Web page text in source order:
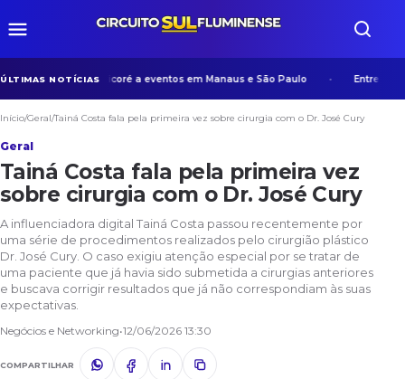
ÚLTIMAS NOTÍCIASde Manicoré a eventos em Manaus e São Paulo Entre
Início/Geral/Tainá Costa fala pela primeira vez sobre cirurgia com o Dr. José Cury
Geral
Tainá Costa fala pela primeira vez
sobre cirurgia com o Dr. José Cury
A influenciadora digital Tainá Costa passou recentemente por
uma série de procedimentos realizados pelo cirurgião plástico
Dr. José Cury. O caso exigiu atenção especial por se tratar de
uma paciente que já havia sido submetida a cirurgias anteriores
e buscava corrigir resultados que já não correspondiam às suas
expectativas.
Negócios e Networking•12/06/2026 13:30
COMPARTILHAR